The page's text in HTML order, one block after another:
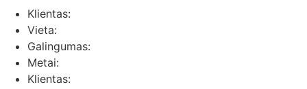
Klientas:
Vieta:
Galingumas:
Metai:
Klientas: